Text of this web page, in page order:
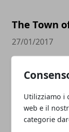
Utilizziamo i
web e il
categorie
The Town
27/01/2017